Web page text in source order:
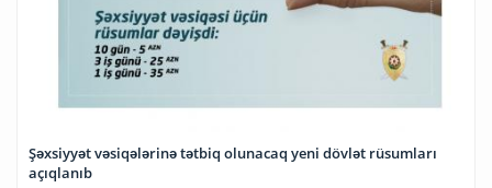
Şəxsiyyət vəsiqələrinə tətbiq olunacaq yeni dövlət rüsumları
açıqlanıb